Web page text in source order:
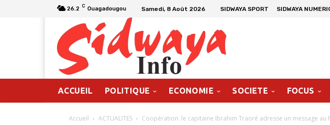
26.2 C Ouagadougou Samedi, 8 Août 2026 SIDWAYA SPORT SIDWAYA
ACCUEIL POLITIQUE ECONOMIE SOCIETE FOCUS
Accueil ACTUALITES Coopération: le capitaine Ibrahim Traoré adresse un message au